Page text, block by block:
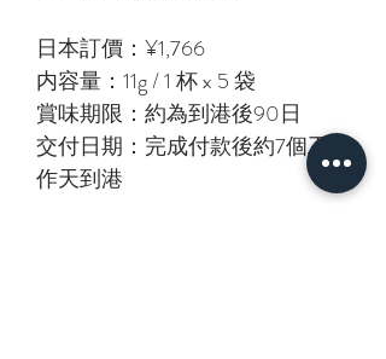
日本訂價：¥1,766
内容量：11g / 1 杯 x 5 袋
賞味期限：約為到港後90日
交付日期：完成付款後約7個工
作天到港